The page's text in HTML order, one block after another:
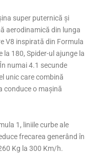
super puternică și
aerodinamică din lunga
V8 inspirată din Formula
180, Spider-ul ajunge la
numai 4.1 secunde
unic care combină
conduce o mașină
1, liniile curbe ale
frecarea generând în
Kg la 300 Km/h.